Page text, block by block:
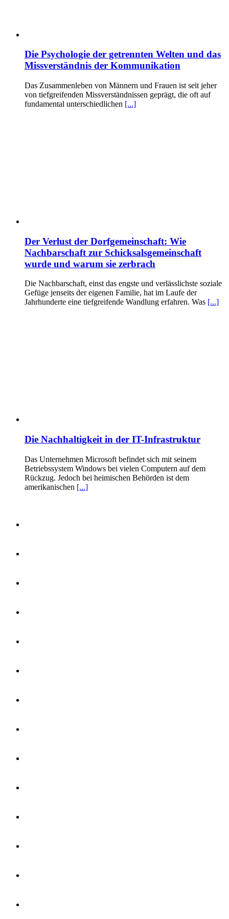
Die Psychologie der getrennten Welten und das
Missverständnis der Kommunikation
Das Zusammenleben von Männern und Frauen ist seit jeher
von tiefgreifenden Missverständnissen geprägt, die oft auf
fundamental unterschiedlichen [...]
Der Verlust der Dorfgemeinschaft: Wie
Nachbarschaft zur Schicksalsgemeinschaft
wurde und warum sie zerbrach
Die Nachbarschaft, einst das engste und verlässlichste soziale
Gefüge jenseits der eigenen Familie, hat im Laufe der
Jahrhunderte eine tiefgreifende Wandlung erfahren. Was [...]
Die Nachhaltigkeit in der IT-Infrastruktur
Das Unternehmen Microsoft befindet sich mit seinem
Betriebssystem Windows bei vielen Computern auf dem
Rückzug. Jedoch bei heimischen Behörden ist dem
amerikanischen [...]